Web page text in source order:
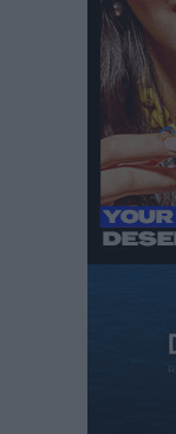
Iατρικός
Στρατηγικές
Δημόσιας
Νοσοκομεία
Τοπικές Ειδήσεις•
Πάνθηρες:
“πτήση” τους
Αθλητικά• πριν 6